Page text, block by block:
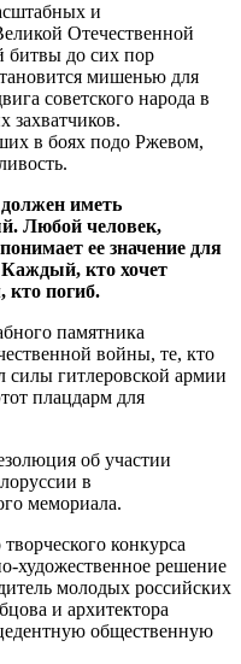
и
Отечественной
битвы до сих пор
мишенью для
советского народа в
захватчиков.
в боях подо Ржевом,
иметь
Любой человек,
ее значение для
кто хочет
кто погиб.
памятника
войны, те, кто
силы гитлеровской армии
плацдарм для
об участии
в
мемориала.
конкурса
художественное решение
молодых российских
и архитектора
общественную